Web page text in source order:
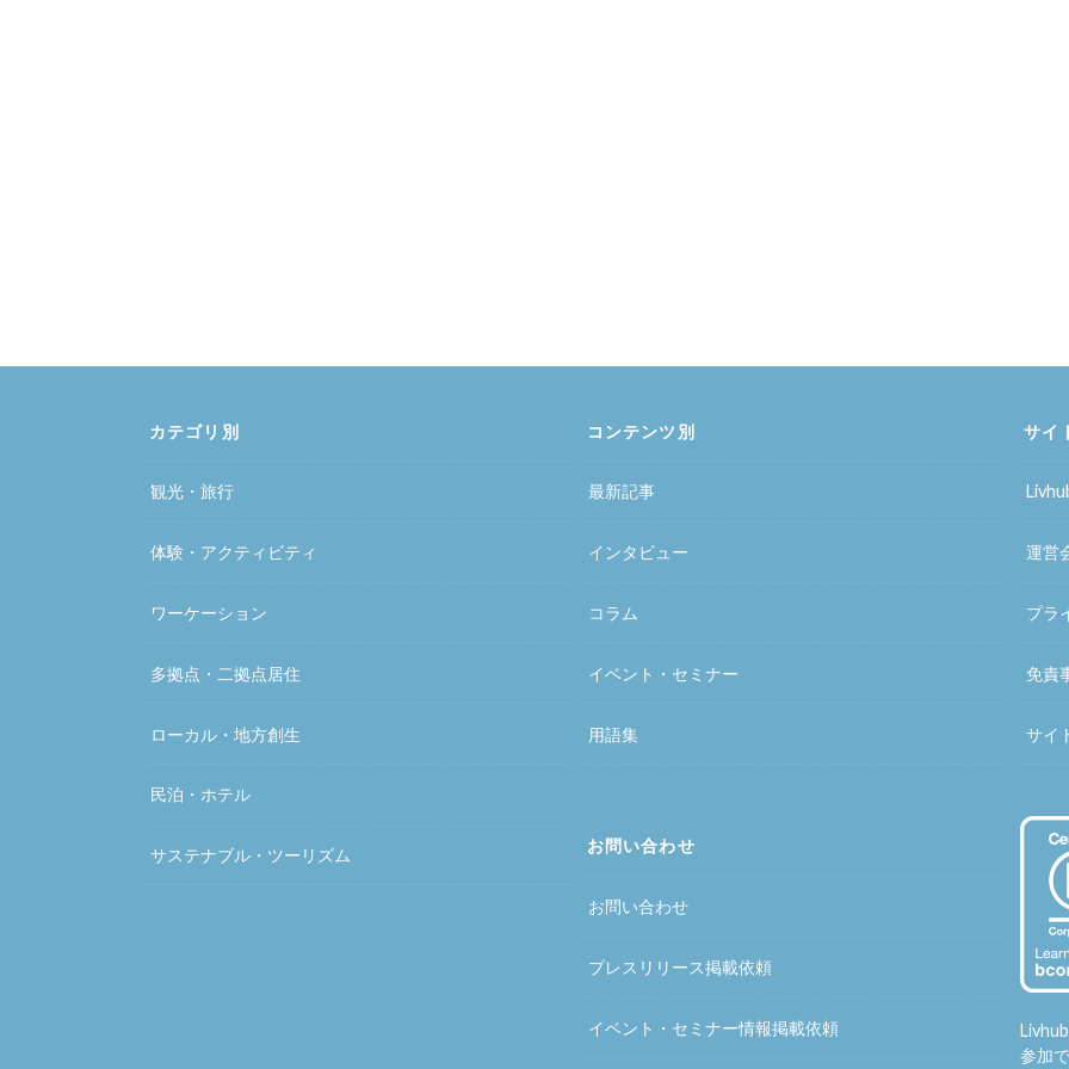
カテゴリ別
観光・旅行
体験・アクティビティ
ワーケーション
多拠点・二拠点居住
ローカル・地方創生
民泊・ホテル
サステナブル・ツーリズム
コンテンツ別
最新記事
インタビュー
コラム
イベント・セミナー
用語集
お問い合わせ
お問い合わせ
プレスリリース掲載依頼
イベント・セミナー情報掲載依頼
サイ
運営
プラ
免責
サイ
参加